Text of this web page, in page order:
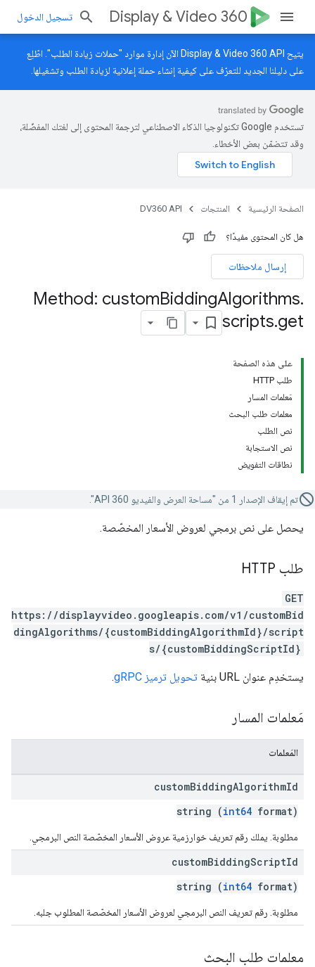
Display & Video 360 تسجيل الدخول
يتيح Display & Video 360 API الآن إدارة موارد "حملات زيادة الطلب". اطّلِع
على دليلنا الجديد للتعرّف على كيفية إنشاء حملة إعلانية لزيادة الطلب وتشغيلها.
تستخدم Google تكنولوجيا الذكاء الاصطناعي لترجمة المحتوى إلى لغتك المفضّلة،
وقد تتضمّن بعض الأخطاء.
الصفحة الرئيسية المنتجات DV360 API
هل كان المحتوى مفيدًا؟
إرسال ملاحظات
Method: customBiddingAlgorithms.
scripts.get
على هذه الصفحة
طلب HTTP
مَعلمات المسار
معلمات طلب البحث
نص الطلب
نص الاستجابة
نطاقات التفويض
تم إيقاف الإصدار 1 من "مساحة العرض والفيديو 360 API".
يحصل على نص برمجي لعروض الأسعار المخصّصة.
طلب HTTP
GET
https://displayvideo.googleapis.com/v1/customBid
dingAlgorithms/{customBiddingAlgorithmId}/script
s/{customBiddingScriptId}
يستخدِم عنوان URL بنية تحويل ترميز gRPC .
مَعلمات المسار
المَعلمات
customBiddingAlgorithmId
string (int64 format)
مطلوبة. يملك رقم تعريف خوارزمية عروض الأسعار المخصّصة النص البرمجي.
customBiddingScriptId
string (int64 format)
مطلوبة. رقم تعريف النص البرمجي لعروض الأسعار المخصّصة المطلوب جلبه.
معلمات طلب البحث